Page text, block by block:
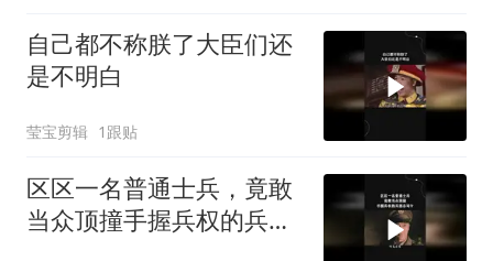
自己都不称朕了大臣们还
是不明白
莹宝剪辑 1跟贴
区区一名普通士兵，竟敢
当众顶撞手握兵权的兵团